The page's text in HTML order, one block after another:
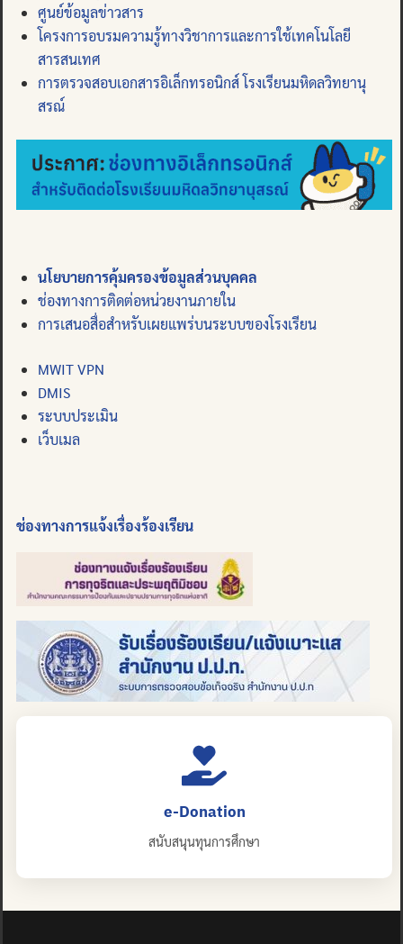
ศูนย์ข้อมูลข่าวสาร
โครงการอบรมความรู้ทางวิชาการและการใช้เทคโนโลยี
สารสนเทศ
การตรวจสอบเอกสารอิเล็กทรอนิกส์ โรงเรียนมหิดลวิทยานุ
สรณ์
นโยบายการคุ้มครองข้อมูลส่วนบุคคล
ช่องทางการติดต่อหน่วยงานภายใน
การเสนอสื่อสำหรับเผยแพร่บนระบบของโรงเรียน
MWIT VPN
DMIS
ระบบประเมิน
เว็บเมล
ช่องทางการแจ้งเรื่องร้องเรียน
e-Donation
สนับสนุนทุนการศึกษา